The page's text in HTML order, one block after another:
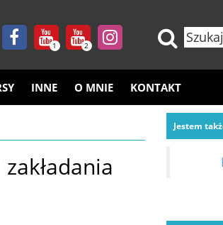
1 2
INNE O MNIE KONTAKT
Jestem